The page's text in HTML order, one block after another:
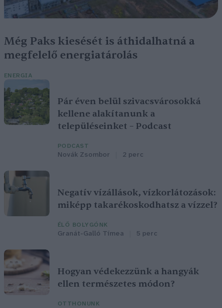
Még Paks kiesését is áthidalhatná a
megfelelő energiatárolás
ENERGIA
Pár éven belül szivacsvárosokká
kellene alakítanunk a
településeinket – Podcast
PODCAST
Novák Zsombor 2 perc
Negatív vízállások, vízkorlátozások:
miképp takarékoskodhatsz a vízzel?
ÉLŐ BOLYGÓNK
Granát-Galló Tímea 5 perc
Hogyan védekezzünk a hangyák
ellen természetes módon?
OTTHONUNK